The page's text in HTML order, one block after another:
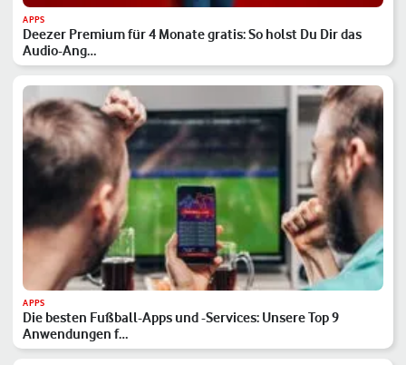
APPS
Deezer Premium für 4 Monate gratis: So holst Du Dir das
Audio-Ang…
APPS
Die besten Fußball-Apps und -Services: Unsere Top 9
Anwendungen f…